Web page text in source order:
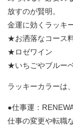
放すのが賢明。
金運に効くラッキ
★お洒落なコース
★ロゼワイン
★いちごやブルー
ラッキーカラーは
●仕事運：
仕事の変更や転職